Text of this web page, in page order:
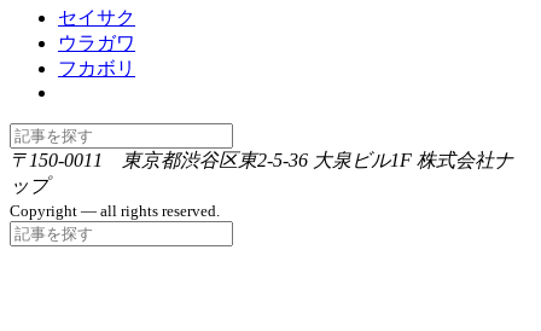
セイサク
ウラガワ
フカボリ
〒150-0011 東京都渋谷区東2-5-36 大泉ビル1F 株式会社ナ
ップ
Copyright — all rights reserved.